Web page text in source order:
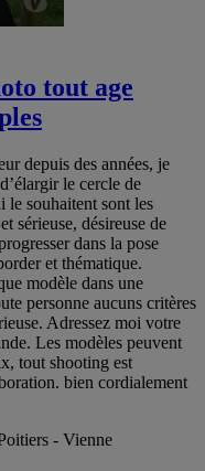
tout age
depuis des années, je
le cercle de
le souhaitent sont les
sérieuse, désireuse de
dans la pose
et thématique.
modèle dans une
personne aucuns critères
Adressez moi votre
Les modèles peuvent
tout shooting est
bien cordialement
- Vienne